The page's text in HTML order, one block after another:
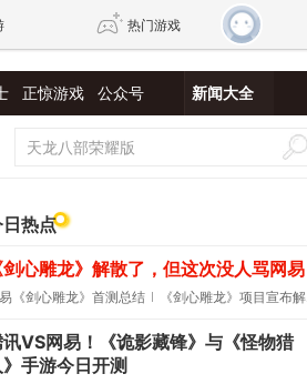
热门游戏
自由 诛仙世界 新仙侠5
正惊游戏 公众号 新闻大全
热点
剑心雕龙》解散了，但这次没人骂网易
《剑心雕龙》首测总结 《剑心雕龙》项目宣布解散
讯VS网易！《诡影藏锋》与《怪物猎
》手游今日开测